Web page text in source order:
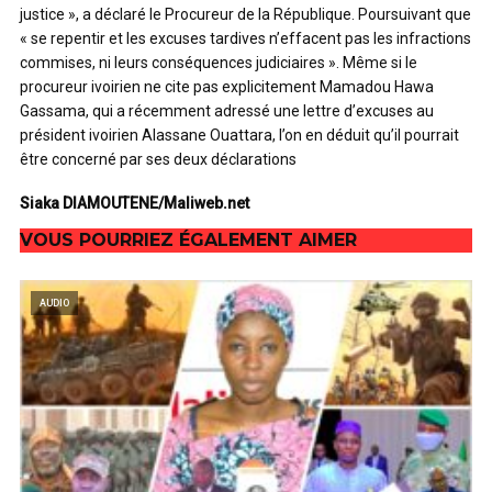
justice », a déclaré le Procureur de la République. Poursuivant que
« se repentir et les excuses tardives n’effacent pas les infractions
commises, ni leurs conséquences judiciaires ». Même si le
procureur ivoirien ne cite pas explicitement Mamadou Hawa
Gassama, qui a récemment adressé une lettre d’excuses au
président ivoirien Alassane Ouattara, l’on en déduit qu’il pourrait
être concerné par ses deux déclarations
Siaka DIAMOUTENE/Maliweb.net
VOUS POURRIEZ ÉGALEMENT AIMER
AUDIO